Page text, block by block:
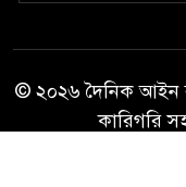
১০
© ২০২৬ দৈনিক আইন
কারিগরি